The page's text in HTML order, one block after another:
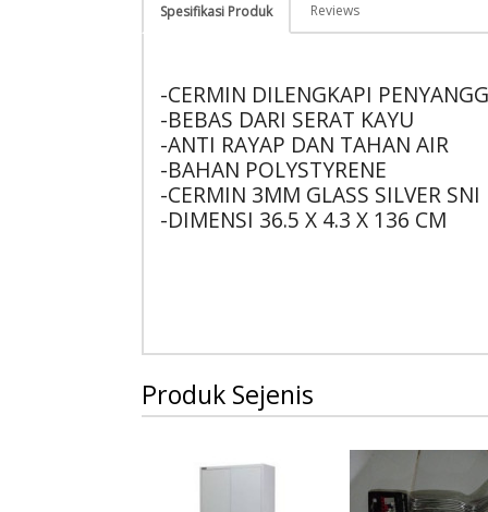
Spesifikasi Produk Reviews
-CERMIN DILENGKAPI
-BEBAS DARI SERAT KAYU
-ANTI RAYAP DAN TAHAN AIR
-BAHAN POLYSTYRENE
-CERMIN 3MM GLASS SILVER SNI
-DIMENSI 36.5 X 4.3 X 136 CM
Produk Sejenis